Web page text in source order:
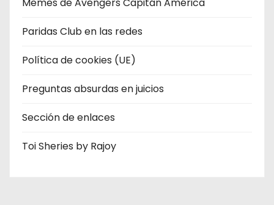
Paridas Club en las redes
Política de cookies (UE)
Preguntas absurdas en juicios
Sección de enlaces
Toi Sheries by Rajoy